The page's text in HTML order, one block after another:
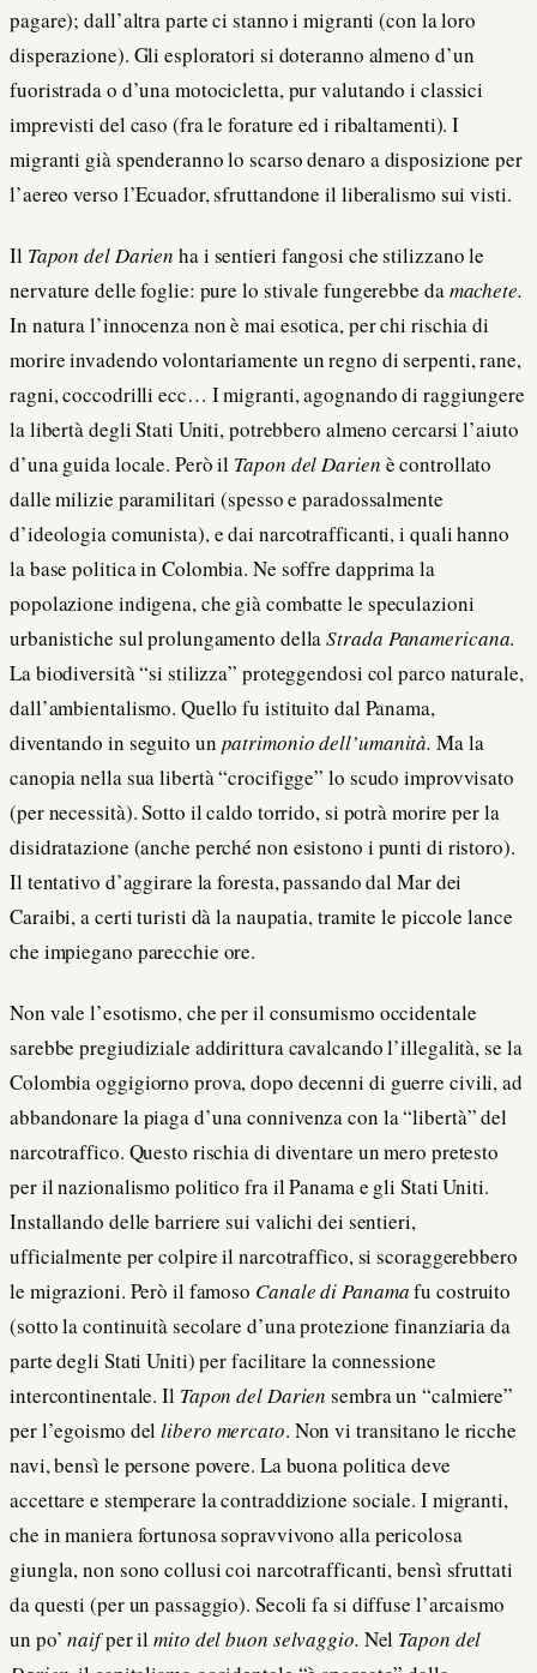
pagare); dall’altra parte ci stanno i migranti (con la loro
disperazione). Gli esploratori si doteranno almeno d’un
fuoristrada o d’una motocicletta, pur valutando i classici
imprevisti del caso (fra le forature ed i ribaltamenti). I
migranti già spenderanno lo scarso denaro a disposizione per
l’aereo verso l’Ecuador, sfruttandone il liberalismo sui visti.
Il Tapon del Darienha i sentieri fangosi che stilizzano le
nervature delle foglie: pure lo stivale fungerebbe damachete.
In natura l’innocenza non è mai esotica, per chi rischia di
morire invadendo volontariamente un regno di serpenti, rane,
ragni, coccodrilli ecc… I migranti, agognando di raggiungere
la libertà degli Stati Uniti, potrebbero almeno cercarsi l’aiuto
d’una guida locale. Però il Tapon del Darien è controllato
dalle milizie paramilitari (spesso e paradossalmente
d’ideologia comunista), e dai narcotrafficanti, i quali hanno
la base politica in Colombia. Ne soffre dapprima la
popolazione indigena, che già combatte le speculazioni
urbanistiche sul prolungamento dellaStrada Panamericana.
La biodiversità “si stilizza” proteggendosi col parco naturale,
dall’ambientalismo. Quello fu istituito dal Panama,
diventando in seguito un patrimonio dell’umanità. Ma la
canopia nella sua libertà “crocifigge” lo scudo improvvisato
(per necessità). Sotto il caldo torrido, si potrà morire per la
disidratazione (anche perché non esistono i punti di ristoro).
Il tentativo d’aggirare la foresta, passando dal Mar dei
Caraibi, a certi turisti dà la naupatia, tramite le piccole lance
che impiegano parecchie ore.
Non vale l’esotismo, che per il consumismo occidentale
sarebbe pregiudiziale addirittura cavalcando l’illegalità, se la
Colombia oggigiorno prova, dopo decenni di guerre civili, ad
abbandonare la piaga d’una connivenza con la “libertà” del
narcotraffico. Questo rischia di diventare un mero pretesto
per il nazionalismo politico fra il Panama e gli Stati Uniti.
Installando delle barriere sui valichi dei sentieri,
ufficialmente per colpire il narcotraffico, si scoraggerebbero
le migrazioni. Però il famoso Canale di Panamafu costruito
(sotto la continuità secolare d’una protezione finanziaria da
parte degli Stati Uniti) per facilitare la connessione
intercontinentale. Il Tapon del Darien sembra un “calmiere”
per l’egoismo dellibero mercato. Non vi transitano le ricche
navi, bensì le persone povere. La buona politica deve
accettare e stemperare la contraddizione sociale. I migranti,
che in maniera fortunosa sopravvivono alla pericolosa
giungla, non sono collusi coi narcotrafficanti, bensì sfruttati
da questi (per un passaggio). Secoli fa si diffuse l’arcaismo
un po’naifper ilmito del buon selvaggio. Nel Tapon del